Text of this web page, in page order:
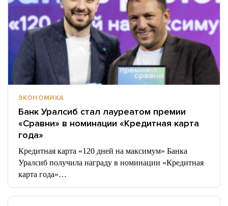
ЭКОНОМИКА
Банк Уралсиб стал лауреатом премии
«Сравни» в номинации «Кредитная карта
года»
Кредитная карта «120 дней на максимум» Банка
Уралсиб получила награду в номинации «Кредитная
карта года»…